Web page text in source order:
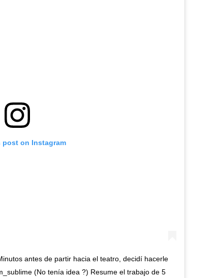
post on Instagram
antes de partir hacia el teatro, decidí hacerle
(No tenía idea ?) Resume el trabajo de 5